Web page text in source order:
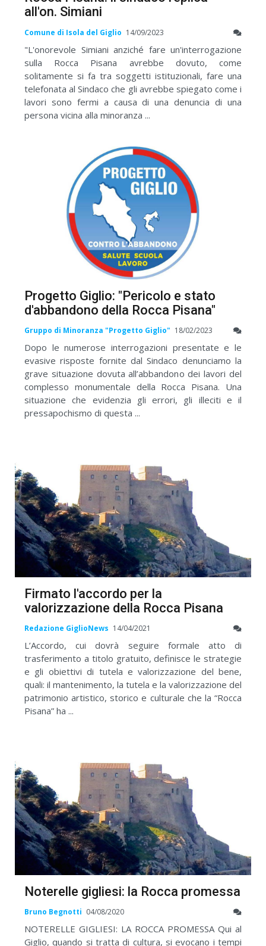
all'on. Simiani
Comune di Isola del Giglio 14/09/2023
"L'onorevole Simiani anziché fare un'interrogazione
sulla Rocca Pisana avrebbe dovuto, come
solitamente si fa tra soggetti istituzionali, fare una
telefonata al Sindaco che gli avrebbe spiegato come i
lavori sono fermi a causa di una denuncia di una
persona vicina alla minoranza ...
Progetto Giglio: "Pericolo e stato
d'abbandono della Rocca Pisana"
Gruppo di Minoranza "Progetto Giglio" 18/02/2023
Dopo le numerose interrogazioni presentate e le
evasive risposte fornite dal Sindaco denunciamo la
grave situazione dovuta all’abbandono dei lavori del
complesso monumentale della Rocca Pisana. Una
situazione che evidenzia gli errori, gli illeciti e il
pressapochismo di questa ...
Firmato l'accordo per la
valorizzazione della Rocca Pisana
Redazione GiglioNews 14/04/2021
L’Accordo, cui dovrà seguire formale atto di
trasferimento a titolo gratuito, definisce le strategie
e gli obiettivi di tutela e valorizzazione del bene,
quali: il mantenimento, la tutela e la valorizzazione del
patrimonio artistico, storico e culturale che la “Rocca
Pisana” ha ...
Noterelle gigliesi: la Rocca promessa
Bruno Begnotti 04/08/2020
NOTERELLE GIGLIESI: LA ROCCA PROMESSA Qui al
Giglio, quando si tratta di cultura, si evocano i tempi